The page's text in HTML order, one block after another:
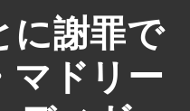
に謝罪で
マドリー